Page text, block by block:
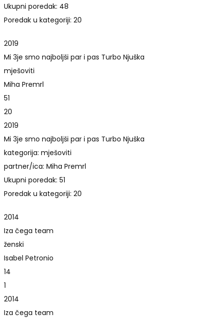
Ukupni poredak: 48
Poredak u kategoriji: 20
2019
Mi 3je smo najboljši par i pas Turbo Njuška
mješoviti
Miha Premrl
51
20
2019
Mi 3je smo najboljši par i pas Turbo Njuška
kategorija: mješoviti
partner/ica: Miha Premrl
Ukupni poredak: 51
Poredak u kategoriji: 20
2014
Iza čega team
ženski
Isabel Petronio
14
1
2014
Iza čega team